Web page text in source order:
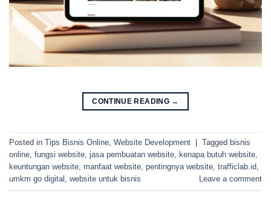
CONTINUE READING →
Posted in Tips Bisnis Online, Website Development Tagged bisnis
online, fungsi website, jasa pembuatan website, kenapa butuh website,
keuntungan website, manfaat website, pentingnya website, trafficlab.id,
umkm go digital , website untuk bisnis Leave a comment